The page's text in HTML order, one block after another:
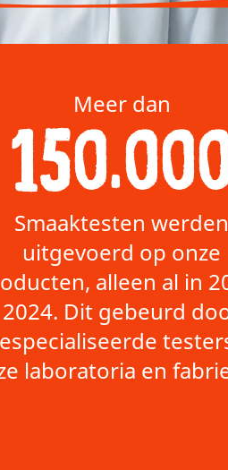
Meer dan
Smaaktesten werden
uitgevoerd op onze
alleen al in
2024. Dit gebeurd
laboratoria en